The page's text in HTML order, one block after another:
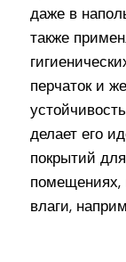
даже в
также
перчаток и
делает его
покрытий
помещениях,
влаги,